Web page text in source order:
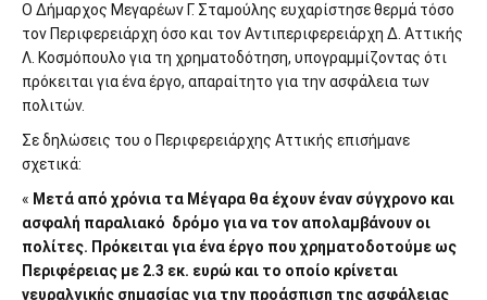
Ο Δήμαρχος Μεγαρέων Γ. Σταμούλης ευχαρίστησε θερμά τόσο
τον Περιφερειάρχη όσο και τον Αντιπεριφερειάρχη Δ. Αττικής
Λ. Κοσμόπουλο για τη χρηματοδότηση, υπογραμμίζοντας ότι
πρόκειται για ένα έργο, απαραίτητο για την ασφάλεια των
πολιτών.
Σε δηλώσεις του ο Περιφερειάρχης Αττικής επισήμανε
σχετικά:
« Μετά από χρόνια τα Μέγαρα θα έχουν έναν σύγχρονο και
ασφαλή παραλιακό δρόμο για να τον απολαμβάνουν οι
πολίτες. Πρόκειται για ένα έργο που χρηματοδοτούμε ως
Περιφέρειας με 2.3 εκ. ευρώ και το οποίο κρίνεται
νευραλγικής σημασίας για την προάσπιση της ασφάλειας